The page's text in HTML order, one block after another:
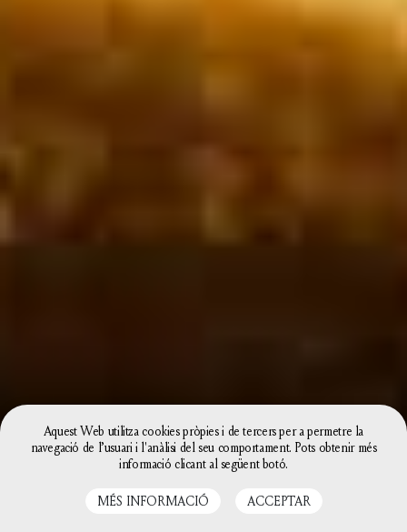
CAT
Aquest Web utilitza cookies pròpies i de tercers per a permetre la
navegació de l’usuari i l'anàlisi del seu comportament. Pots obtenir més
informació clicant al següent botó.
MÉS INFORMACIÓ ACCEPTAR